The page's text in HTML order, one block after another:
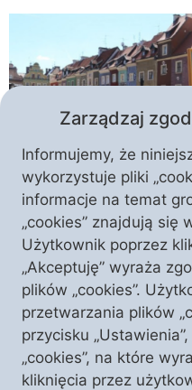
Do polskich miast
procesji różańcowych w
dołączyć może każdy
świeckie środowiska
Różaniec, we
licznych świątyń.
innych miast w
Procesję poprzedzi
Zarządzaj
Informujemy, że
wykorzystuje pliki
informacje na temat
„cookies” znajdują się
Użytkownik poprzez
„Akceptuję” wyraża
plików „cookies”.
przetwarzania plików
przycisku
„cookies”, na które
kliknięcia przez